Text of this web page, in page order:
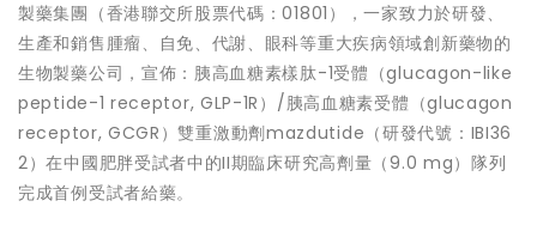
製藥集團（香港聯交所股票代碼：01801），一家致力於研發、
生產和銷售腫瘤、自免、代謝、眼科等重大疾病領域創新藥物的
生物製藥公司，宣佈：胰高血糖素樣肽-1受體（glucagon-like
peptide-1 receptor, GLP-1R）/胰高血糖素受體（glucagon
receptor, GCGR）雙重激動劑mazdutide（研發代號：IBI36
2）在中國肥胖受試者中的II期臨床研究高劑量（9.0 mg）隊列
完成首例受試者給藥。